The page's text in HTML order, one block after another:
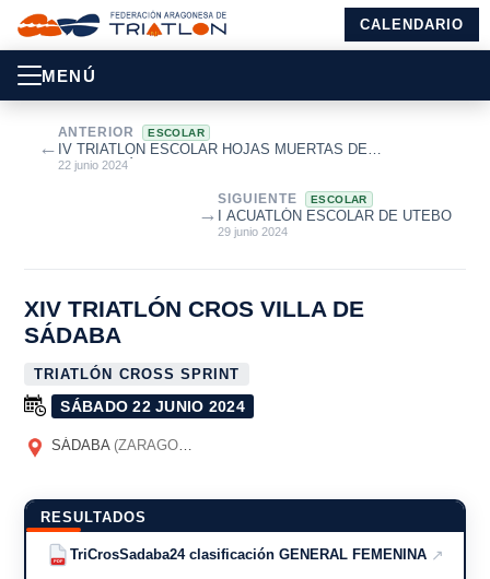
CALENDARIO
MENÚ
←
ANTERIOR ESCOLAR
IV TRIATLON ESCOLAR HOJAS MUERTAS DE
MONTALBÁN
22 junio 2024
SIGUIENTE ESCOLAR
I ACUATLÓN ESCOLAR DE UTEBO
29 junio 2024
→
XIV TRIATLÓN CROS VILLA DE
SÁDABA
TRIATLÓN CROSS SPRINT
SÁBADO 22 JUNIO 2024
SÁDABA (ZARAGOZA)
RESULTADOS
PDF TriCrosSadaba24 clasificación GENERAL FEMENINA ↗